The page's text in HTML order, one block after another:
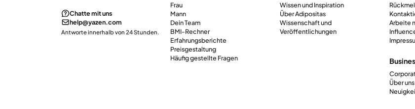
Chatte mit uns
help@yazen.com
Antworte innerhalb von 24 Stunden.
Frau
Mann
Dein Team
BMI-Rechner
Erfahrungsberichte
Preisgestaltung
Häufig gestellte Fragen
Wissen und Inspiration
Über Adipositas
Wissenschaft und
Veröffentlichungen
Arbeite
Über uns